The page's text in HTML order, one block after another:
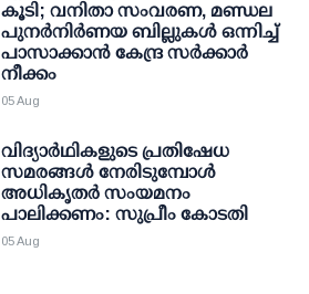
കൂടി; വനിതാ സംവരണ, മണ്ഡല
പുനര്‍നിര്‍ണയ ബില്ലുകള്‍ ഒന്നിച്ച്
പാസാക്കാന്‍ കേന്ദ്ര സര്‍ക്കാര്‍
നീക്കം
05 Aug
വിദ്യാര്‍ഥികളുടെ പ്രതിഷേധ
സമരങ്ങള്‍ നേരിടുമ്പോള്‍
അധികൃതര്‍ സംയമനം
പാലിക്കണം: സുപ്രീം കോടതി
05 Aug